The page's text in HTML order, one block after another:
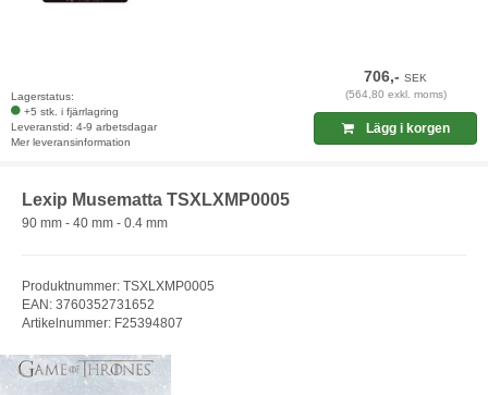
Lagerstatus:
+5 stk. i fjärrlagring
Leveranstid: 4-9 arbetsdagar
Mer leveransinformation
706,-SEK
(564,80 exkl. moms)
Lägg i korgen
Lexip Musematta TSXLXMP0005
90 mm - 40 mm - 0.4 mm
Produktnummer: TSXLXMP0005
EAN: 3760352731652
Artikelnummer: F25394807